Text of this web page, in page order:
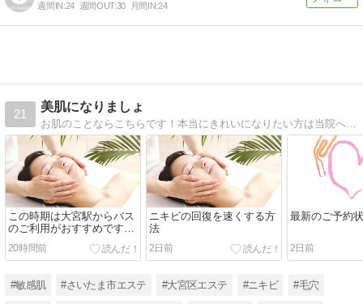
週間IN:24 週間OUT:30 月間IN:24
21
美肌になりましょ
お肌のことならこちらです！本当にきれいになりたい方は当院へ！さいたま市大宮区のフェイシャルエステ
この時期は大宮駅からバス
のご利用がおすすめです
(#^^#)
20時間前
ニキビの回復を速くする方
法
2日前
最新のご予約
2日前
#敏感肌 #さいたま市エステ #大宮区エステ #ニキビ #毛穴